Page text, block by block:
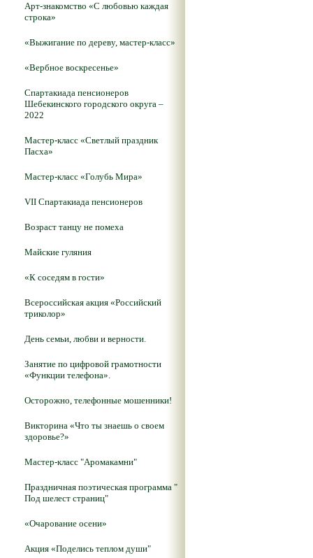
Арт-знакомство «С любовью каждая
строка»
«Выжигание по дереву, мастер-класс»
«Вербное воскресенье»
Спартакиада пенсионеров
Шебекинского городского округа –
2022
Мастер-класс «Светлый праздник
Пасха»
Мастер-класс «Голубь Мира»
VII Спартакиада пенсионеров
Возраст танцу не помеха
Майские гуляния
«К соседям в гости»
Всероссийская акция «Российский
триколор»
День семьи, любви и верности.
Занятие по цифровой грамотности
«Функции телефона».
Осторожно, телефонные мошенники!
Викторина «Что ты знаешь о своем
здоровье?»
Мастер-класс "Аромакамни"
Праздничная поэтическая программа "
Под шелест страниц"
«Очарование осени»
Акция «Поделись теплом души"